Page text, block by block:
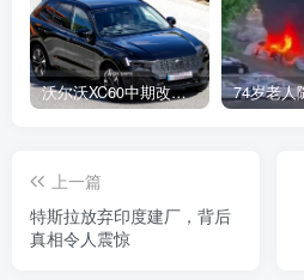
写在最后
沃尔沃XC60中期改款曝光：这次真的大变样
上一篇
特斯拉放弃印度建厂，背后
真相令人震惊